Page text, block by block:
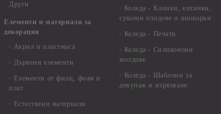
Други
Елементи и материали за
декорация
Акрил и пластмаса
Дървени елементи
Елементи от филц, фоам и
плат
Естествени материали
Коледа - Kлонки, елхички,
сушени плодове и шишарки
Коледа - Печати
Коледа - Силиконови
молдове
Коледа - Шаблони за
декупаж и изрязване